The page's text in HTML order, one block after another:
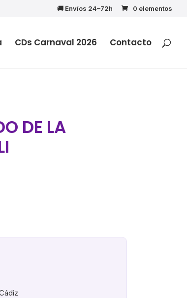
🚚 Envíos 24–72h 0 elementos
CDs Carnaval 2026 Contacto
DE LA